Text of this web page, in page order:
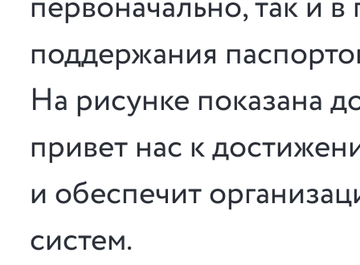
поддержания
На рисунке показана
привет нас к
и обеспечит
систем.